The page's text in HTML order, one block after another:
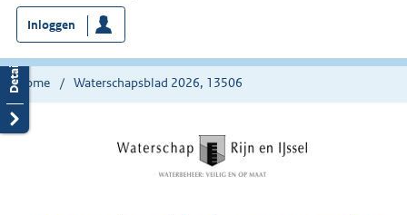
bent
nu
hier:
Inloggen
Home Waterschapsblad 2026, 13506